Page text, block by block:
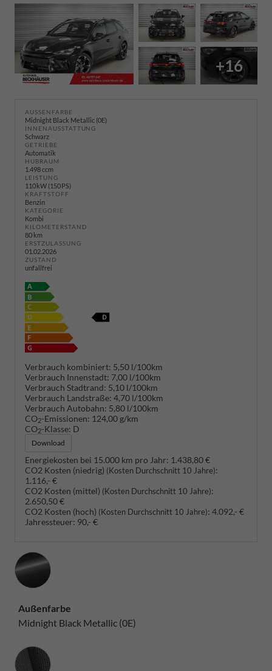
+16
AUSSENFARBE
Midnight Black Metallic (0E)
INNENAUSSTATTUNG
Schwarz
GETRIEBE
Automatik
HUBRAUM
1.498 ccm
LEISTUNG
110 kW (150 PS)
KRAFTSTOFF
Benzin
KATEGORIE
Kombi
KILOMETERSTAND
80 km
ERSTZULASSUNG
01.02.2026
ZUSTAND
unfallfrei
Verbrauch kombiniert: 5,50 l/100km
Verbrauch Innenstadt: 7,00 l/100km
Verbrauch Stadtrand: 5,10 l/100km
Verbrauch Landstraße: 4,70 l/100km
Verbrauch Autobahn: 5,80 l/100km
CO2-Emissionen: 124,00 g/km
CO2-Klasse: D
Download
Energiekosten bei 15.000 km pro Jahr: 1.438,80 €
CO2 Kosten (niedrig) (Kosten Durchschnitt 10 Jahre):
1.116,- €
CO2 Kosten (mittel) (Kosten Durchschnitt 10 Jahre):
2.650,50 €
CO2 Kosten (hoch) (Kosten Durchschnitt 10 Jahre): 4.092,- €
Jahressteuer: 90,- €
Außenfarbe
Midnight Black Metallic (0E)
Innenausstattung